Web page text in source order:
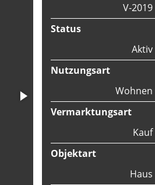
V-2019
Status
Aktiv
Nutzungsart
Wohnen
Vermarktungsart
Kauf
Objektart
Haus